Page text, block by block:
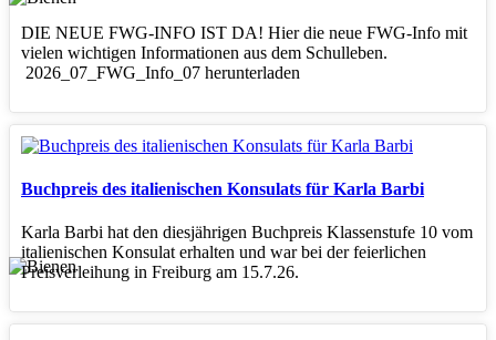
DIE NEUE FWG-INFO IST DA! Hier die neue FWG-Info mit
vielen wichtigen Informationen aus dem Schulleben.
2026_07_FWG_Info_07 herunterladen
Buchpreis des italienischen Konsulats für Karla Barbi
Karla Barbi hat den diesjährigen Buchpreis Klassenstufe 10 vom
italienischen Konsulat erhalten und war bei der feierlichen
Preisverleihung in Freiburg am 15.7.26.